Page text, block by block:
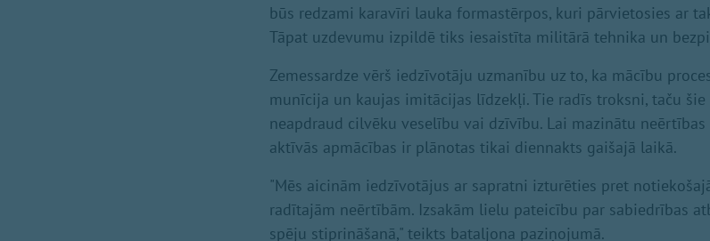
būs redzami karavīri lauka formastērpos, kuri pārvietosies ar
Tāpat uzdevumu izpildē tiks iesaistīta militārā tehnika un
Zemessardze vērš iedzīvotāju uzmanību uz to, ka mācību
munīcija un kaujas imitācijas līdzekļi. Tie radīs troksni, taču
neapdraud cilvēku veselību vai dzīvību. Lai mazinātu
aktīvās apmācības ir plānotas tikai diennakts gaišajā laikā.
"Mēs aicinām iedzīvotājus ar sapratni izturēties pret
radītajām neērtībām. Izsakām lielu pateicību par sabiedrības
spēju stiprināšanā," teikts bataljona paziņojumā.